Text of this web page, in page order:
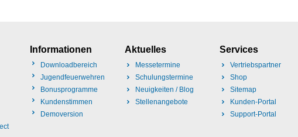
Informationen
Downloadbereich
Jugendfeuerwehren
Bonusprogramme
Kundenstimmen
Demoversion
Aktuelles
Messetermine
Schulungstermine
Neuigkeiten / Blog
Stellenangebote
Services
Vertriebspartner
Shop
Sitemap
Kunden-Portal
Support-Portal